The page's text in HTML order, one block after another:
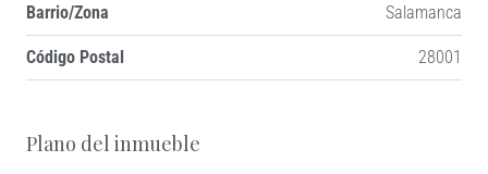
Barrio/Zona Salamanca
Código Postal 28001
+
Plano del inmueble